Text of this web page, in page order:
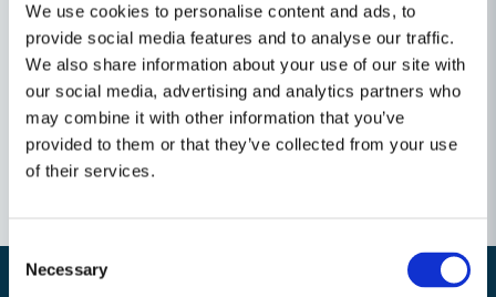
We use cookies to personalise content and ads, to
provide social media features and to analyse our traffic.
We also share information about your use of our site with
our social media, advertising and analytics partners who
may combine it with other information that you’ve
provided to them or that they’ve collected from your use
of their services.
Consent
Selection
Necessary
question
Fråga oss något om denna produkten...
name
Namn
Relaterade kategorier